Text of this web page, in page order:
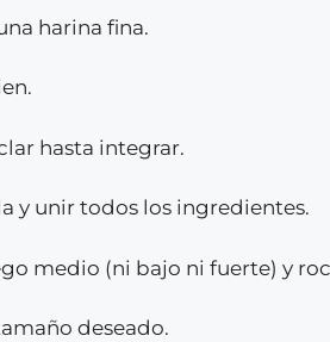
harina fina.
hasta integrar.
y unir todos los ingredientes.
medio (ni bajo ni fuerte) y
deseado.